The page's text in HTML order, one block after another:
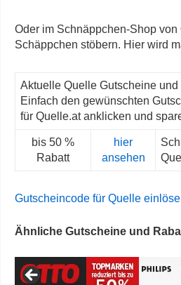
Oder im Schnäppchen-Shop von
Schäppchen stöbern. Hier wird
Aktuelle Quelle Gutscheine
Einfach den gewünschten
für Quelle.at anklicken und
bis 50 %
Rabatt
hier
ansehen
Gutscheincode für Quelle
Ähnliche Gutscheine und